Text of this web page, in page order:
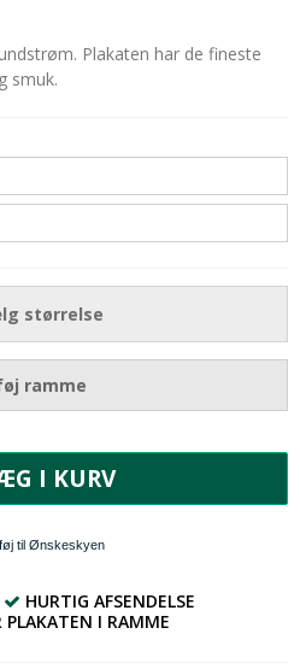
Plakaten har de fineste
smuk.
størrelse
ramme
I KURV
til Ønskeskyen
HURTIG AFSENDELSE
I RAMME